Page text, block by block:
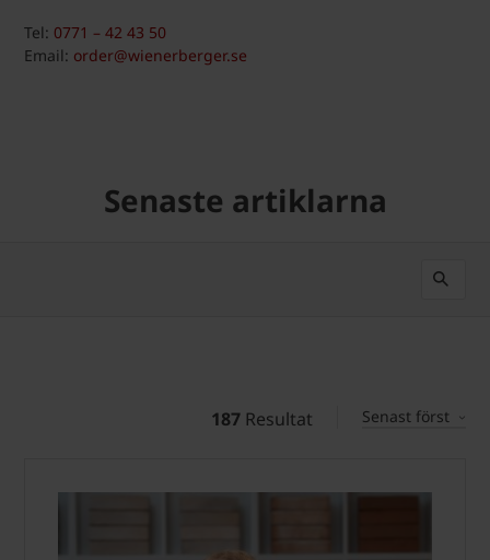
Tel: 0771 – 42 43 50
Email: order@wienerberger.se
Senaste artiklarna
187 Resultat Senast först